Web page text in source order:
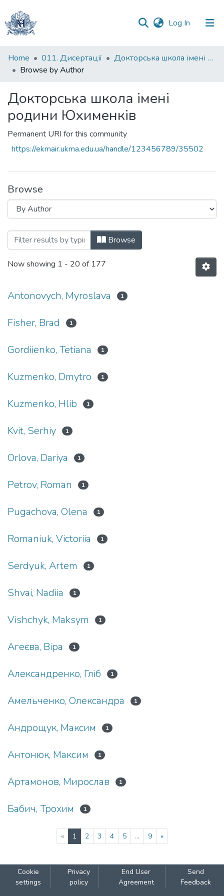
Log In (current)
Communities
&
All of DSpace
Home 011. Дисертації
Докторська школа імені родини Юхименків
Browse by Author
Докторська школа імені
родини Юхименків
Permanent URI for this community
https://ekmair.ukma.edu.ua/handle/123456789/35502
Browse
Browsing Докторська школа імені
Browse
Now showing 1 - 20 of 177
Antonovych, Myroslava 1
Fisher, Brad 1
Gordiienko, Tetiana 1
Kuzmenko, Dmytro 1
Kuzmenko, Hlib 1
Kvit, Serhiy 1
Orlova, Dariya 1
Petrov, Roman 1
Pugachova, Olena 1
Romaniuk, Victoriia 1
Serdyuk, Artem 1
Shvai, Nadiia 1
Vishchyk, Maksym 1
Агеєва, Віра 1
Александренко, Гліб 1
Амельченко, Олександра 1
Андрощук, Максим 1
Антонюк, Максим 1
Артамонов, Мирослав 1
Бабич, Трохим 1
« 1(current)
2 3 4 5 ... 9 »
Cookie
settings
Privacy
policy
End User
Agreement
Send
Feedback